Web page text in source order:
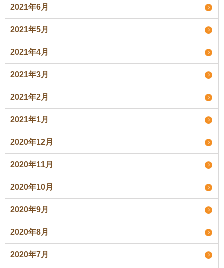
2021年6月
2021年5月
2021年4月
2021年3月
2021年2月
2021年1月
2020年12月
2020年11月
2020年10月
2020年9月
2020年8月
2020年7月